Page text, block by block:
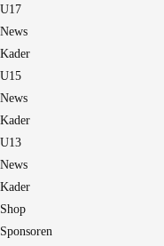
U17
News
Kader
U15
News
Kader
U13
News
Kader
Shop
Sponsoren